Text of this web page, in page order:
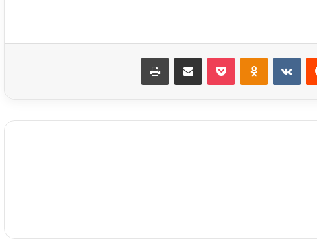
‏Reddit
‏VKontakte
Odnoklassniki بوكيت مشاركة عبر البريد طباعة